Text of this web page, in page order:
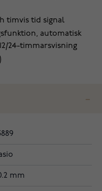
timvis tid signal
automatisk
24-timmarsvisning
mm